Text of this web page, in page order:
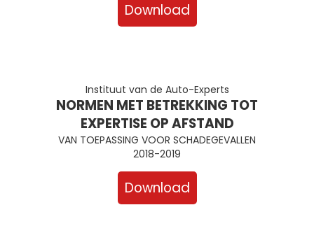
Download
Instituut van de Auto-Experts
NORMEN MET BETREKKING TOT
EXPERTISE OP AFSTAND
VAN TOEPASSING VOOR SCHADEGEVALLEN
2018-2019
Download